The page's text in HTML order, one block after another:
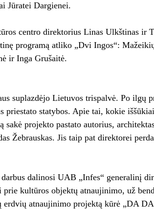
Jūratei Dargienei.
centro direktorius Linas Ulkštinas ir
programą atliko „Dvi Ingos“:
ir Inga Grušaitė.
suplazdėjo Lietuvos trispalvė. Po ilgų
priestato statybos. Apie tai, kokie
sakė projekto pastato autorius,
Žebrauskas. Jis taip pat direktorei
dalinosi UAB „Infes“ generalinį
kultūros objektų atnaujinimo, už
erdvių atnaujinimo projektą kūrė „DA